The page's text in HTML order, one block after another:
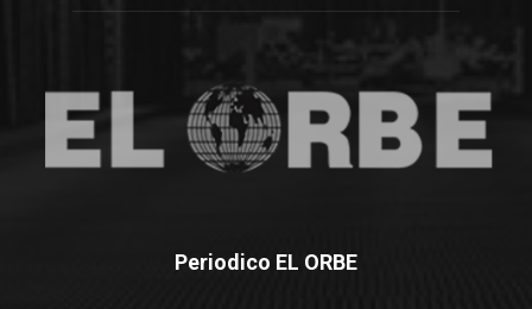
Periodico EL ORBE